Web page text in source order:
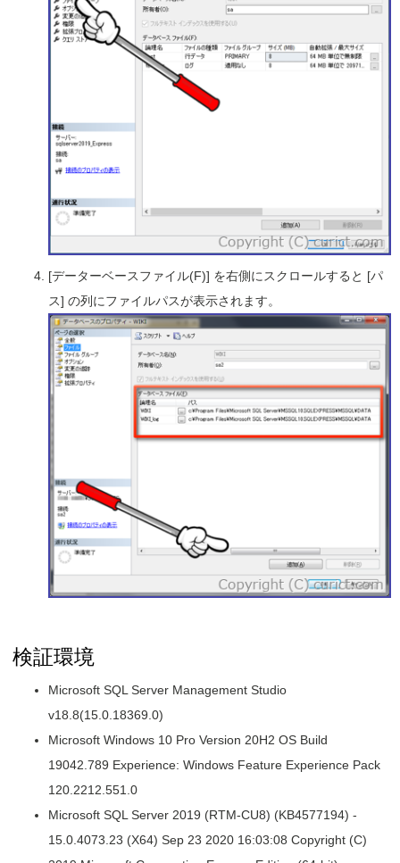
[データーベースファイル(F)] を右側にスクロールすると [パ
ス] の列にファイルパスが表示されます。
検証環境
Microsoft SQL Server Management Studio
v18.8(15.0.18369.0)
Microsoft Windows 10 Pro Version 20H2 OS Build
19042.789 Experience: Windows Feature Experience Pack
120.2212.551.0
Microsoft SQL Server 2019 (RTM-CU8) (KB4577194) -
15.0.4073.23 (X64) Sep 23 2020 16:03:08 Copyright (C)